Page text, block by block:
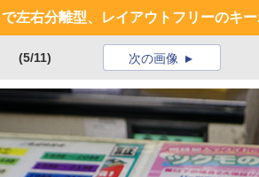
で左右分離型、レイアウトフリーのキ
(5/11) 次の画像